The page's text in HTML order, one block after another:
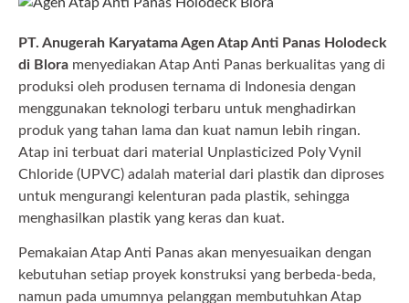
PT. Anugerah Karyatama Agen Atap Anti Panas Holodeck
di Blora menyediakan Atap Anti Panas berkualitas yang di
produksi oleh produsen ternama di Indonesia dengan
menggunakan teknologi terbaru untuk menghadirkan
produk yang tahan lama dan kuat namun lebih ringan.
Atap ini terbuat dari material Unplasticized Poly Vynil
Chloride (UPVC) adalah material dari plastik dan diproses
untuk mengurangi kelenturan pada plastik, sehingga
menghasilkan plastik yang keras dan kuat.
Pemakaian Atap Anti Panas akan menyesuaikan dengan
kebutuhan setiap proyek konstruksi yang berbeda-beda,
namun pada umumnya pelanggan membutuhkan Atap